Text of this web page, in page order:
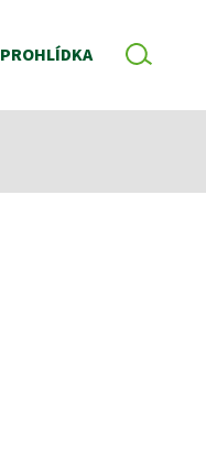
PROHLÍDKA